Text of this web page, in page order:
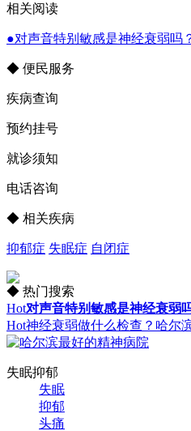
相关阅读
●对声音特别敏感是神经衰弱吗
◆ 便民服务
疾病查询
预约挂号
就诊须知
电话咨询
◆ 相关疾病
抑郁症 失眠症 自闭症
◆ 热门搜索
Hot对声音特别敏感是神经衰弱
Hot神经衰弱做什么检查？哈尔
失眠抑郁
失眠
抑郁
头痛